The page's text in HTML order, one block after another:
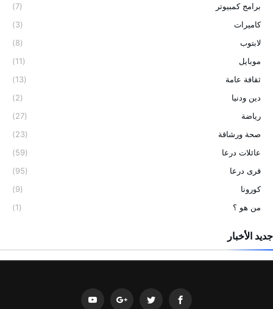
برامج كمبيوتر
(7)
كاميرات
(3)
لابتوب
(8)
موبايل
(11)
ثقافة عامة
(13)
دين ودنيا
(2)
رياضة
(27)
صحة ورشاقة
(23)
عائلات درعا
(59)
قرى درعا
(95)
كورونا
(9)
من هو ؟
(1)
جديد الأخبار